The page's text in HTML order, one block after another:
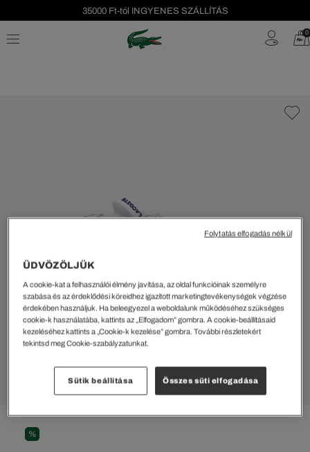
35000 Ft-tól INGYENES SZÁLLÍTÁS
Szezonális leárazás akár -40%! 0
%
ÜDVÖZÖLJÜK
A cookie-kat a felhasználói élmény javítása, az oldal funkcióinak személyre
szabása és az érdeklődési köreidhez igazított marketingtevékenységek végzése
érdekében használjuk. Ha beleegyezel a weboldalunk működéséhez szükséges
cookie-k használatába, kattints az „Elfogadom” gombra. A cookie-beállításaid
kezeléséhez kattints a „Cookie-k kezelése” gombra. További részletekért
tekintsd meg Cookie-szabályzatunkat.
Sütik beállítása Összes süti elfogadása
Folytatás elfogadás nélkül